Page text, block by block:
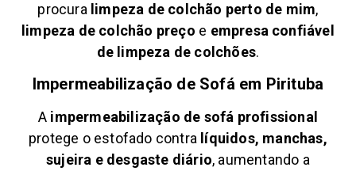
procura limpeza de colchão perto de mim,
limpeza de colchão preço e empresa confiável
de limpeza de colchões.
Impermeabilização de Sofá em Pirituba
A impermeabilização de sofá profissional
protege o estofado contra líquidos, manchas,
sujeira e desgaste diário, aumentando a